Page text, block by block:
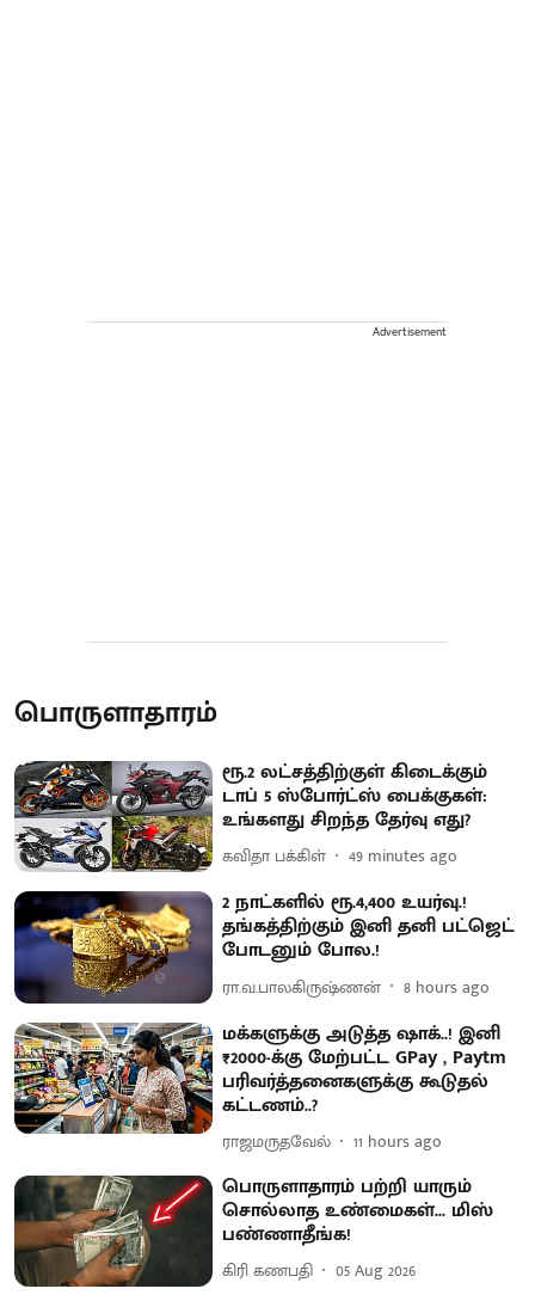
Advertisement
பொருளாதாரம்
ரூ.2 லட்சத்திற்குள் கிடைக்கும்
டாப் 5 ஸ்போர்ட்ஸ் பைக்குகள்:
உங்களது சிறந்த தேர்வு எது?
கவிதா பக்கிள் 49 minutes ago
2 நாட்களில் ரூ.4,400 உயர்வு.!
தங்கத்திற்கும் இனி தனி பட்ஜெட்
போடனும் போல.!
ரா.வ.பாலகிருஷ்ணன் 8 hours ago
மக்களுக்கு அடுத்த ஷாக்..! இனி
₹2000-க்கு மேற்பட்ட GPay , Paytm
பரிவர்த்தனைகளுக்கு கூடுதல்
கட்டணம்..?
ராஜமருதவேல் 11 hours ago
பொருளாதாரம் பற்றி யாரும்
சொல்லாத உண்மைகள்... மிஸ்
பண்ணாதீங்க!
கிரி கணபதி 05 Aug 2026